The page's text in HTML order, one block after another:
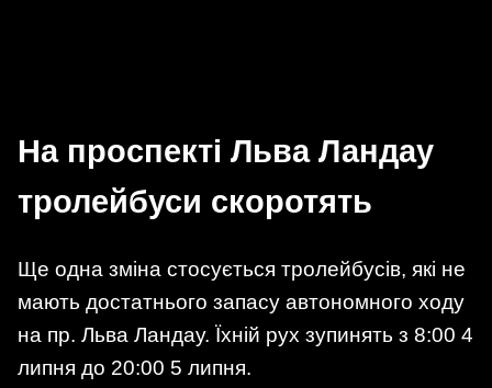
На проспекті Льва Ландау
тролейбуси скоротять
Ще одна зміна стосується тролейбусів, які не
мають достатнього запасу автономного ходу
на пр. Льва Ландау. Їхній рух зупинять з 8:00 4
липня до 20:00 5 липня.